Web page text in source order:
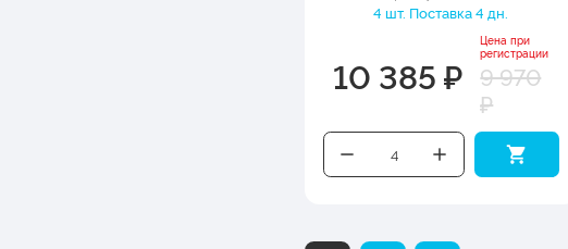
4 шт. Поставка 4 дн.
10 385 ₽
Цена при
регистрации
9 970
₽